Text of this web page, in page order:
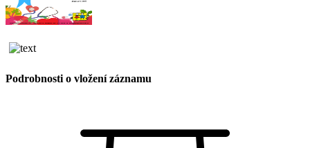
Podrobnosti o vložení záznamu